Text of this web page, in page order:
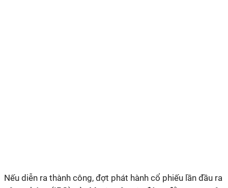
Nếu diễn ra thành công, đợt phát hành cổ phiếu lần đầu ra